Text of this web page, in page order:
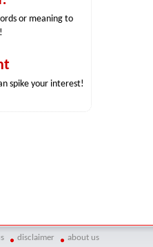
or meaning to
spike your interest!
disclaimer about us